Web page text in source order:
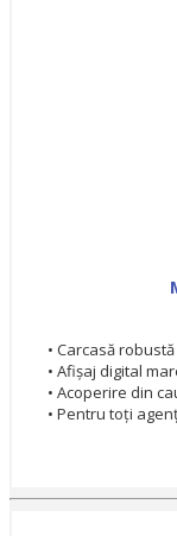
• Carcasă robustă
• Afișaj digital
• Acoperire din
• Pentru toți